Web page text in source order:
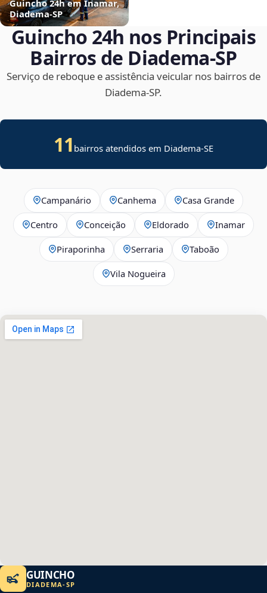
Guincho 24h em Inamar,
Diadema‑SP
Guincho 24h nos Principais
Bairros de Diadema‑SP
Serviço de reboque e assistência veicular nos bairros de
Diadema‑SP.
11 bairros atendidos em Diadema-SE
Campanário Canhema Casa Grande
Centro Conceição Eldorado Inamar
Piraporinha Serraria Taboão
Vila Nogueira
GUINCHO
DIADEMA-SP